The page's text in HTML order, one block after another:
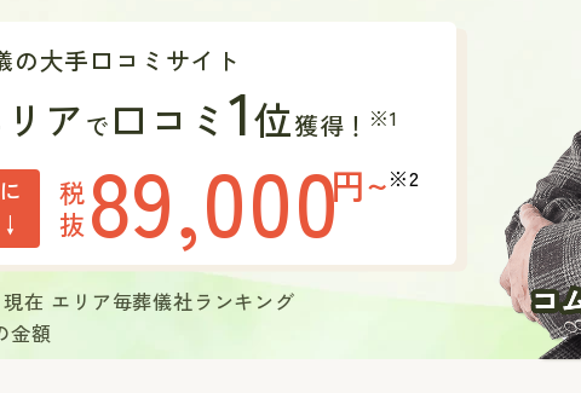
の大手口コミサイト
ア で 口コミ1位獲得！ ※1
税
抜 89,000円~※2
在 エリア毎葬儀社ランキング
金額